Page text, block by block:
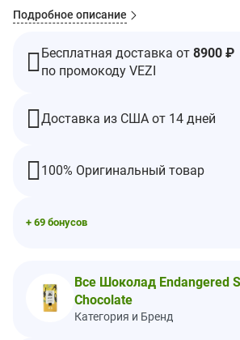
Горький шоколад (тертое какао,
масло, лецитина из сои, ваниль).
также обрабатываются продукты,
арахис и древесные орехи.
стандартами справедливой торговли
Размер порции:
Порций в упаковке:
Всего жиров
Насыщ. жиры
Трансжиры
0 г
Подробное описание
Бесплатная доставка от 8900 ₽
по промокоду VEZI
Доставка из США от 14 дней
100% Оригинальный товар
+ 69 бонусов
Все Шоколад Endangered
Chocolate
Категория и Бренд